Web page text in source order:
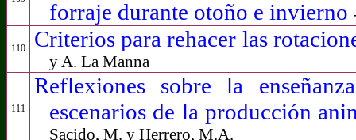
forraje durante otoño e invierno
110 Criterios para rehacer las
y A. La Manna
111
Reflexiones sobre la
escenarios de la producción
Sacido, M. y Herrero, M.A.